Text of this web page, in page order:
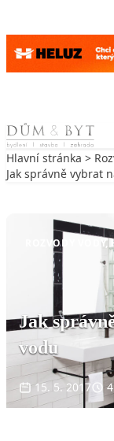
Skip to content
Hlavní stránka >
Jak správně vybrat
ROZVODY
Jak
vodu
15. 5. 2017